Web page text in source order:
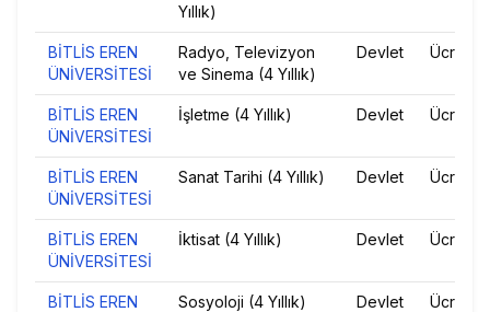
Yıllık)
BİTLİS EREN
ÜNİVERSİTESİ
Radyo, Televizyon
ve Sinema (4 Yıllık)
Devlet Ücretsiz
BİTLİS EREN
ÜNİVERSİTESİ
İşletme (4 Yıllık) Devlet Ücretsiz
BİTLİS EREN
ÜNİVERSİTESİ
Sanat Tarihi (4 Yıllık) Devlet Ücretsiz
BİTLİS EREN
ÜNİVERSİTESİ
İktisat (4 Yıllık) Devlet Ücretsiz
BİTLİS EREN
Sosyoloji (4 Yıllık) Devlet Ücretsiz